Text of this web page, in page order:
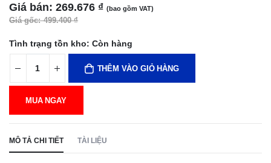
Giá bán: 269.676 ₫ (bao gồm VAT)
Giá gốc: 499.400 ₫
Tình trạng tồn kho: Còn hàng
THÊM VÀO GIỎ HÀNG
MUA NGAY
MÔ TẢ CHI TIẾT TÀI LIỆU